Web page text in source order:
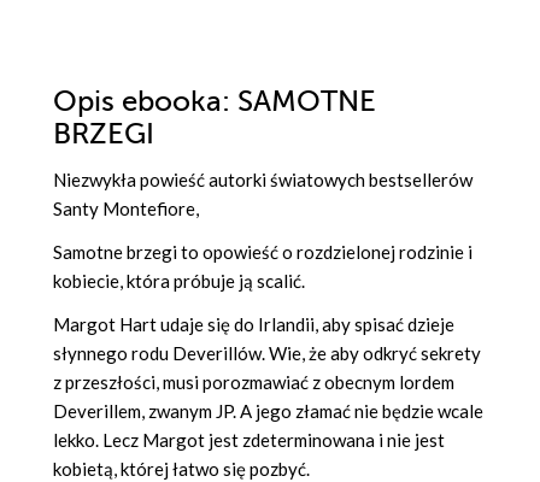
Opis ebooka: SAMOTNE
BRZEGI
Niezwykła powieść autorki światowych bestsellerów
Santy Montefiore,
Samotne brzegi to opowieść o rozdzielonej rodzinie i
kobiecie, która próbuje ją scalić.
Margot Hart udaje się do Irlandii, aby spisać dzieje
słynnego rodu Deverillów. Wie, że aby odkryć sekrety
z przeszłości, musi porozmawiać z obecnym lordem
Deverillem, zwanym JP. A jego złamać nie będzie wcale
lekko. Lecz Margot jest zdeterminowana i nie jest
kobietą, której łatwo się pozbyć.